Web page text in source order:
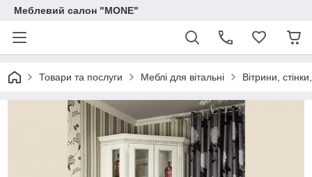
Меблевий салон "MONE"
Товари та послуги Меблі для вітальні Вітрини,